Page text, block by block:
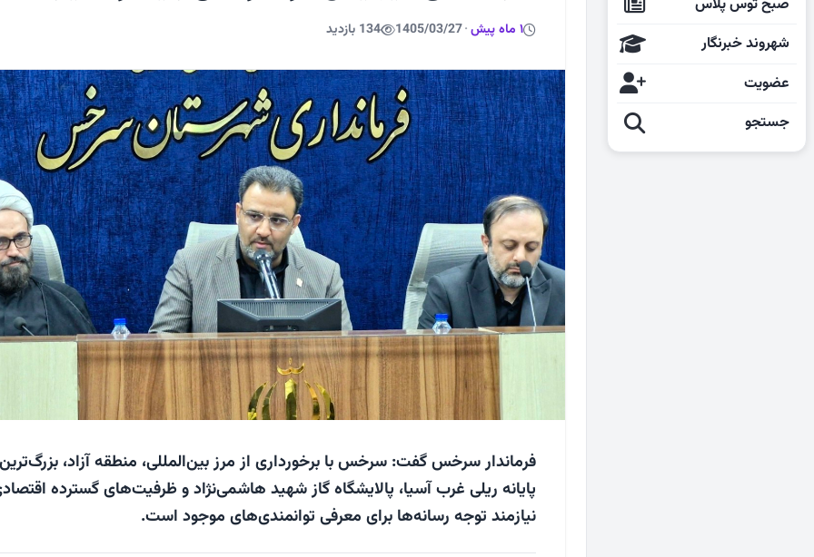
شهروند خبرنگار
عضویت
جستجو
1 ماه پیش ·
1405/03/27 134 بازدید
فرماندار سرخس گفت: سرخس با برخورداری از مرز بین‌المللی، منطقه آزاد، بزرگ‌ترین
پایانه ریلی غرب آسیا، پالایشگاه گاز شهید هاشمی‌نژاد و ظرفیت‌های گسترده
نیازمند توجه رسانه‌ها برای معرفی توانمندی‌های موجود است.